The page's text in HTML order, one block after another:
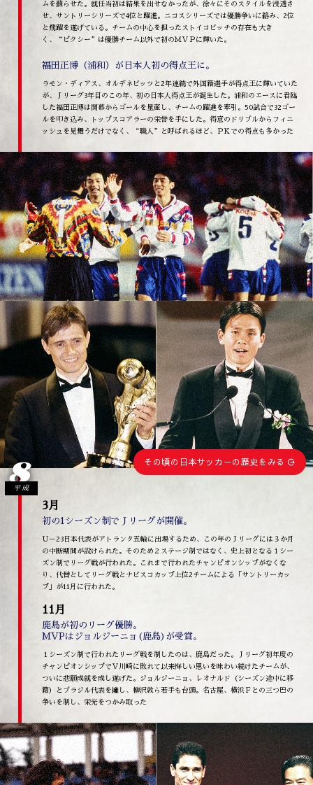
ムを蘇らせた。就任当初は結果を出せなかったが、徐々にそのスタイルを浸透さ
せ、サントリーシリーズで4位と躍進。ニコスシリーズでは優勝争いに絡み、2位
と飛躍を遂げている。チームの中心を担ったストイコビッチの存在も大き
く、“ピクシー”は優勝チーム以外で初のＭＶＰに輝いた。
福田正博（浦和）が日本人初の得点王に。
ラモン・ディアス、オルデネビッツと2年連続で外国籍選手が得点王に輝いていた
が、Ｊリーグ3年目のこの年、初の日本人得点王が誕生した。浦和のエースに君臨
した福田正博は開幕からゴールを量産し、チームの躍進を牽引。50試合で32ゴー
ルを叩き込み、トップスコアラーの栄誉を手にした。得意のドリブルからフィニ
ッシュを見舞うだけでなく、“職人”と呼ばれるほど、ＰＫでの得点も多かった
その頃の日本サッカーの歴史をみる
8
平成
3月
初の1シーズン制でＪリーグが開催。
Ｕ－23日本代表がアトランタ五輪に出場するため、この年のＪリーグには３か月
の中断期間が設けられた。そのため２ステージ制ではなく、史上初となる１シー
ズン制でリーグ戦が行われた。これまで行われたチャンピオンシップがなくな
り、代替としてリーグ戦とナビスコカップ上位2チームによる「サントリーカッ
プ」が11月に行われた。
11月
鹿島が初のリーグ優勝。
MVPはジョルジーニョ(鹿島)が受賞。
１シーズン制で行われたリーグ戦を制したのは、鹿島だった。Ｊリーグ初年度の
チャンピオンシップでＶ川崎に敗れて以来悔しい思いを味わい続けたチームが、
ついに悲願成就を成し遂げた。ジョルジーニョ、レオナルド（シーズン途中に移
籍）とブラジル代表を擁し、柳沢敦ら若手も台頭。名古屋、横浜Ｆとの三つ巴の
争いを制し、栄光をつかみ取った